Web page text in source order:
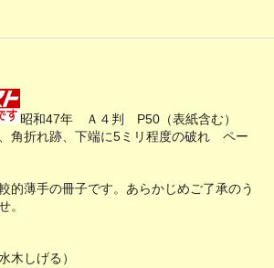
昭和47年 Ａ４判 P50（表紙含む）
角折れ跡、下端に5ミリ程度の破れ ペー
的薄手の冊子です。あらかじめご了承のう
。
木しげる）